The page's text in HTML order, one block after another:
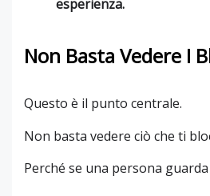
esperienza.
Non Basta Vedere I
Questo è il punto centrale.
Non basta vedere ciò che ti
Perché se una persona